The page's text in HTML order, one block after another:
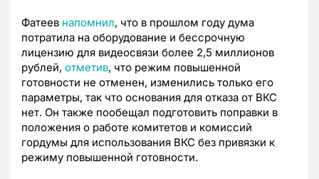
Фатеев напомнил, что в прошлом году дума
потратила на оборудование и бессрочную
лицензию для видеосвязи более 2,5 миллионов
рублей, отметив, что режим повышенной
готовности не отменен, изменились только его
параметры, так что основания для отказа от ВКС
нет. Он также пообещал подготовить поправки в
положения о работе комитетов и комиссий
гордумы для использования ВКС без привязки к
режиму повышенной готовности.